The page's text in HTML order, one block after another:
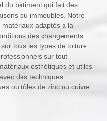
du bâtiment qui fait des
ou immeubles. Notre
adaptés à la
des changements
tous les types de toiture
sur tout
esthétiques et utiles
des techniques
ou tôles de zinc ou cuivre